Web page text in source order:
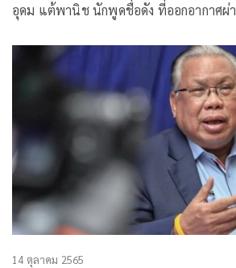
อุดม แต้พานิช นักพูดชื่อดัง ที่ออกอากาศผ่า
14 ตุลาคม 2565